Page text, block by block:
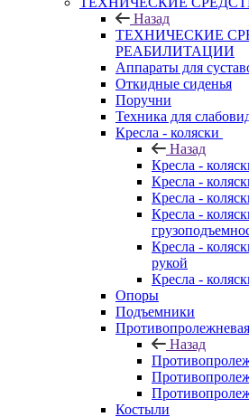
Назад
ТЕХНИЧЕСКИЕ
РЕАБИЛИТАЦИИ
Аппараты для
Откидные сиденья
Поручни
Техника для
Кресла - коляски
Назад
Кресла -
Кресла -
Кресла -
Кресла -
Кресла -
рукой
Кресла -
Опоры
Подъемники
Назад
Костыли